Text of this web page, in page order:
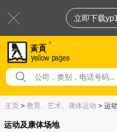
立即下载
主页 > 教育、艺术、康体运动 > 运
运动及康体场地